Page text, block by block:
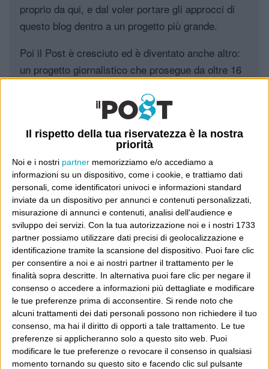
Il rispetto della tua riservatezza è la nostra
priorità
Noi e i nostri partner memorizziamo e/o accediamo a
informazioni su un dispositivo, come i cookie, e trattiamo dati
personali, come identificatori univoci e informazioni standard
inviate da un dispositivo per annunci e contenuti personalizzati,
misurazione di annunci e contenuti, analisi dell'audience e
sviluppo dei servizi. Con la tua autorizzazione noi e i nostri 1733
partner possiamo utilizzare dati precisi di geolocalizzazione e
identificazione tramite la scansione del dispositivo. Puoi fare clic
per consentire a noi e ai nostri partner il trattamento per le
finalità sopra descritte. In alternativa puoi fare clic per negare il
consenso o accedere a informazioni più dettagliate e modificare
le tue preferenze prima di acconsentire. Si rende noto che
alcuni trattamenti dei dati personali possono non richiedere il tuo
consenso, ma hai il diritto di opporti a tale trattamento. Le tue
preferenze si applicheranno solo a questo sito web. Puoi
modificare le tue preferenze o revocare il consenso in qualsiasi
momento tornando su questo sito e facendo clic sul pulsante
proprio da qui, e dal voler portare gli approcci di
questo blog dentro a un progetto più grande.
Poi il Post è cresciuto ed è diventato anche altro:
un progetto giornalistico che prosegue da oltre 16
Leggi il Post, magari ti piace
Luca Sofri Wittgenstein
POST PRECEDENTE
Un uomo a suo agio in ogni
ambientino
POST SUCCESSIVO
Voglio trovare, un senso a questa
storia
E per i regali di Natale